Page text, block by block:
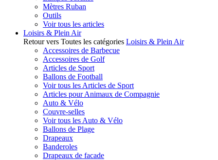
Mètres Ruban
Outils
Voir tous les articles
Loisirs & Plein Air
Retour vers Toutes les catégories Loisirs & Plein Air
Accessoires de Barbecue
Accessoires de Golf
Articles de Sport
Ballons de Football
Voir tous les Articles de Sport
Articles pour Animaux de Compagnie
Auto & Vélo
Couvre-selles
Voir tous les Auto & Vélo
Ballons de Plage
Drapeaux
Banderoles
Drapeaux de facade